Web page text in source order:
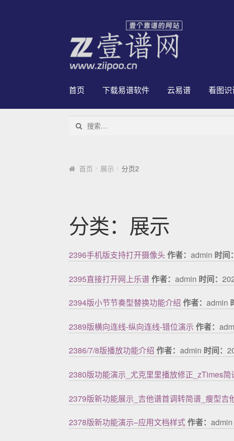
首页 下载易谱软件 云易谱 看图
搜索：
首页 展示 分页2
分类：展示
2396手机版支持打开摄像头 作者：admin 时间
2395直接打开网上乐谱作者：admin 时间：
2394版小节节奏型替换功能介绍 作者：admin
2389版横向连线-纵向连线-错位演示 作者：
2386/7/8版播放功能介绍 作者：admin 时间：
2380版功能演示_尤克里里播放修正_zTimes简
2379版新功能展示_吉他谱首调转简谱_瘦型吉
2378版新功能演示–应用文档样式作者：admin